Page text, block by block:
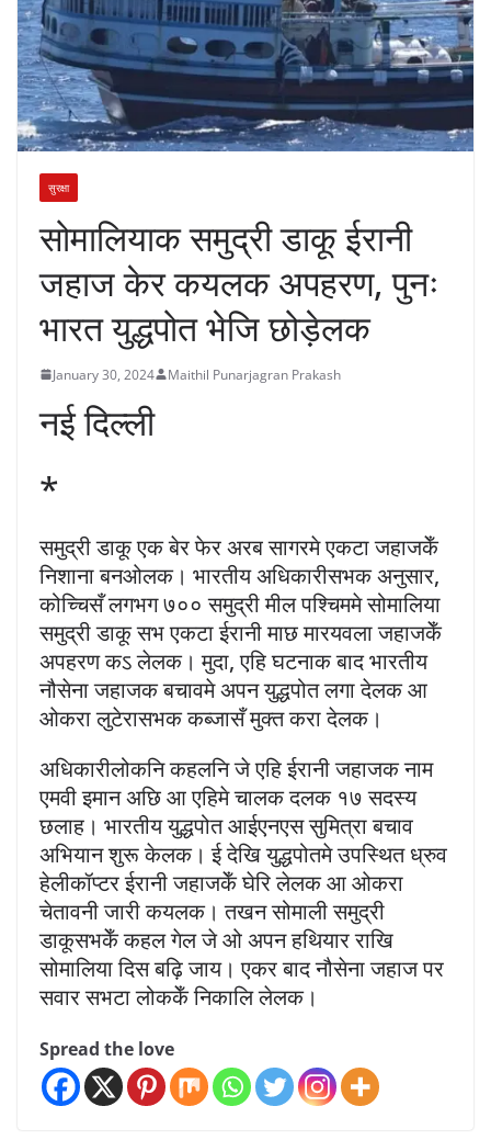
सुरक्षा
सोमालियाक समुद्री डाकू ईरानी
जहाज केर कयलक अपहरण, पुनः
भारत युद्धपोत भेजि छोड़ेलक
January 30, 2024 Maithil Punarjagran Prakash
नई दिल्ली
*
समुद्री डाकू एक बेर फेर अरब सागरमे एकटा जहाजकेँ
निशाना बनओलक। भारतीय अधिकारीसभक अनुसार,
कोच्चिसँ लगभग ७०० समुद्री मील पश्चिममे सोमालिया
समुद्री डाकू सभ एकटा ईरानी माछ मारयवला जहाजकेँ
अपहरण कऽ लेलक। मुदा, एहि घटनाक बाद भारतीय
नौसेना जहाजक बचावमे अपन युद्धपोत लगा देलक आ
ओकरा लुटेरासभक कब्जासँ मुक्त करा देलक।
अधिकारीलोकनि कहलनि जे एहि ईरानी जहाजक नाम
एमवी इमान अछि आ एहिमे चालक दलक १७ सदस्य
छलाह। भारतीय युद्धपोत आईएनएस सुमित्रा बचाव
अभियान शुरू केलक। ई देखि युद्धपोतमे उपस्थित ध्रुव
हेलीकॉप्टर ईरानी जहाजकेँ घेरि लेलक आ ओकरा
चेतावनी जारी कयलक। तखन सोमाली समुद्री
डाकूसभकेँ कहल गेल जे ओ अपन हथियार राखि
सोमालिया दिस बढ़ि जाय। एकर बाद नौसेना जहाज पर
सवार सभटा लोककेँ निकालि लेलक।
Spread the love